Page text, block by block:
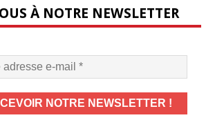
À NOTRE NEWSLETTER